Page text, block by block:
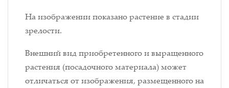
На изображении показано растение в стадии
зрелости.
Внешний вид приобретенного и выращенного
растения (посадочного материала) может
отличаться от изображения, размещенного на